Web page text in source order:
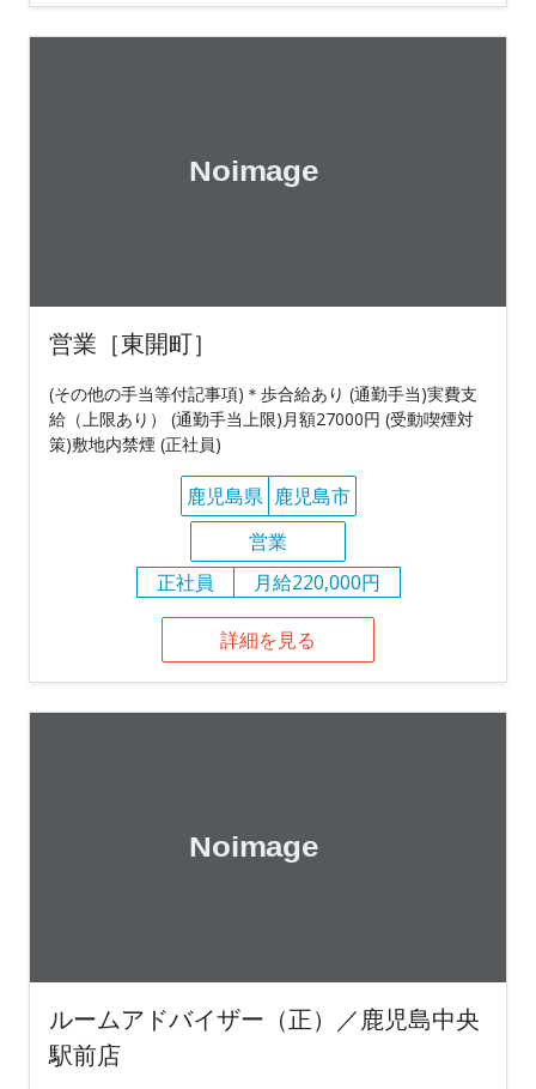
営業［東開町］
(その他の手当等付記事項)＊歩合給あり (通勤手当)実費支
給（上限あり） (通勤手当上限)月額27000円 (受動喫煙対
策)敷地内禁煙 (正社員)
鹿児島県 鹿児島市
営業
正社員
月給220,000円
詳細を見る
ルームアドバイザー（正）／鹿児島中央
駅前店